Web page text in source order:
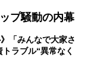
プ騒動の内幕
「みんなで大家さ
ラブル“異常なく